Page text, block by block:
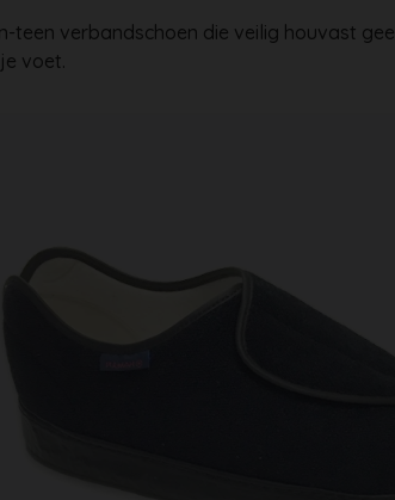
teen verbandschoen die veilig houvast
voet.